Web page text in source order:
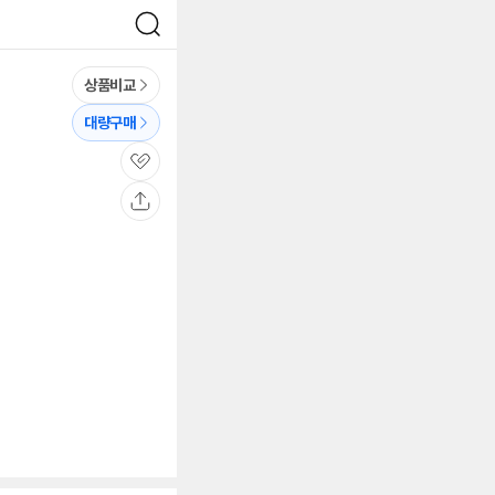
검
색
상품비교
대량구매
관
심